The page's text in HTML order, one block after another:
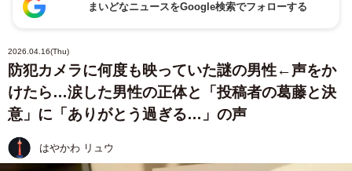
まいどなニュースをGoogle検索でフォローする
2026.04.16(Thu)
防犯カメラに何度も映っていた謎の男性←声をか
けたら…涙した男性の正体と「投稿者の葛藤と決
意」に「ありがとう過ぎる…」の声
はやかわ リュウ